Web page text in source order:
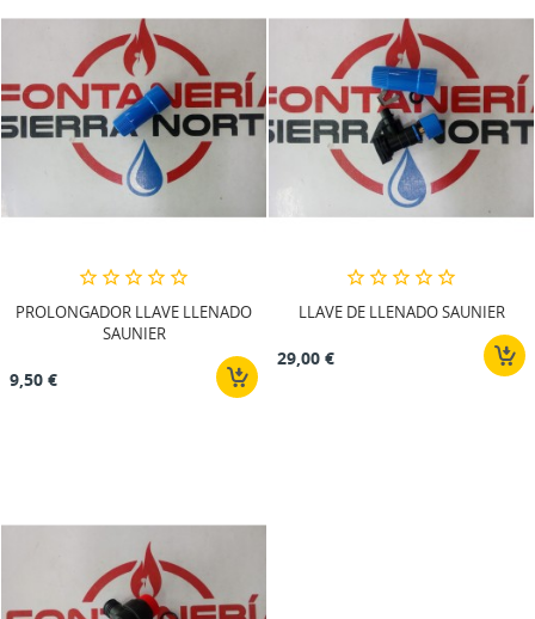
PROLONGADOR LLAVE LLENADO
SAUNIER
9,50 €
LLAVE DE LLENADO SAUNIER
29,00 €